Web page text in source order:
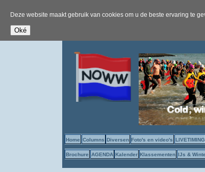
Deze website maakt gebruik van cookies om u de beste ervaring te
Home Columns Diversen Foto's en video's LIVETIMING
Brochure AGENDA Kalender Klassementen IJs &